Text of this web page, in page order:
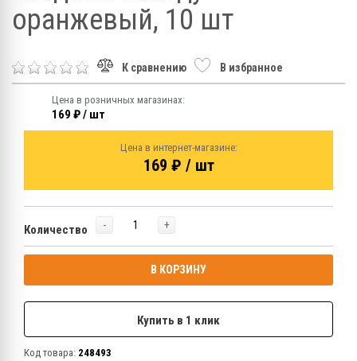
оранжевый, 10 шт
К сравнению В избранное
Цена в розничных магазинах:
169 ₽ / шт
Цена в интернет-магазине:
169 ₽ / шт
Количество - +
В КОРЗИНУ
Купить в 1 клик
Код товара: 248493